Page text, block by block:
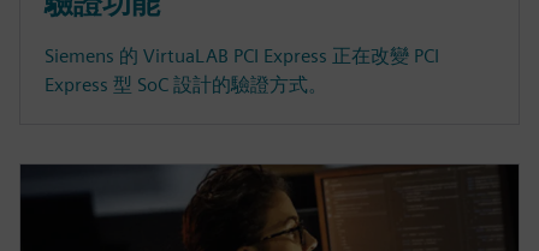
Siemens 的 VirtuaLAB PCI Express 正在改變 PCI
Express 型 SoC 設計的驗證方式。